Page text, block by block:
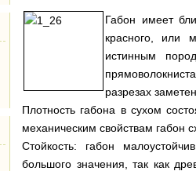
Габон имеет
красного, или
истинным
разрезах
Плотность габона в сухом
механическим свойствам габон
Стойкость: габон
большого значения, так как